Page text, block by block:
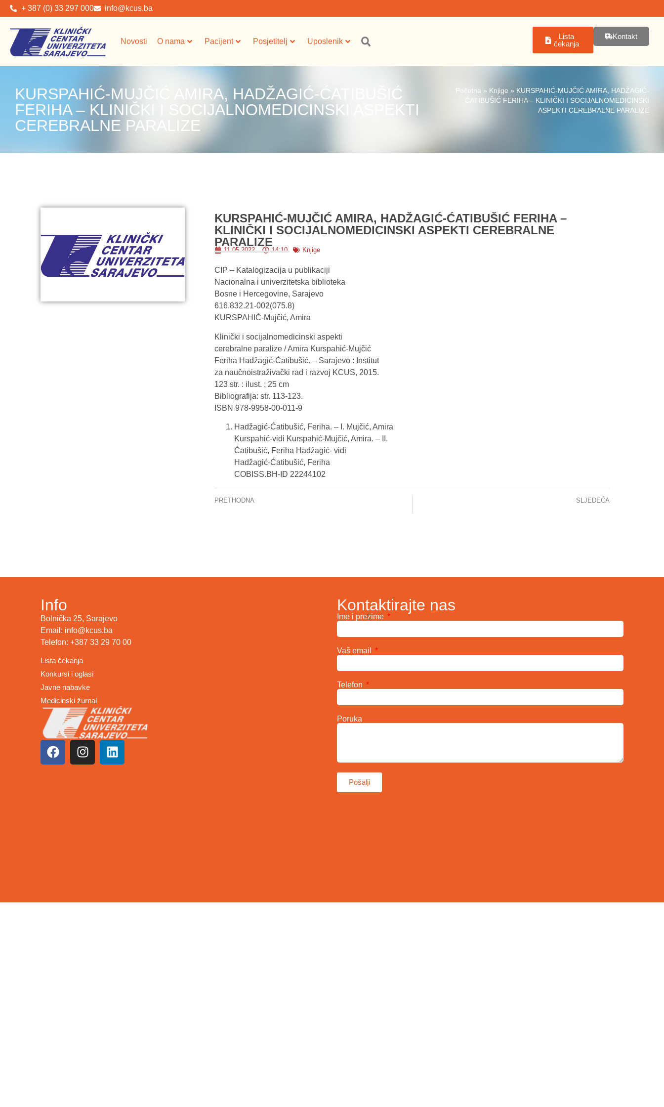
+ 387 (0) 33 297 000 info@kcus.ba
Novosti O nama Pacijent Posjetitelj Uposlenik
Lista
čekanja
Kontakt
KURSPAHIĆ-MUJČIĆ AMIRA, HADŽAGIĆ-ĆATIBUŠIĆ
FERIHA – KLINIČKI I SOCIJALNOMEDICINSKI ASPEKTI
CEREBRALNE PARALIZE
Početna » Knjige » KURSPAHIĆ-MUJČIĆ AMIRA, HADŽAGIĆ-
ĆATIBUŠIĆ FERIHA – KLINIČKI I SOCIJALNOMEDICINSKI
ASPEKTI CEREBRALNE PARALIZE
KURSPAHIĆ-MUJČIĆ AMIRA, HADŽAGIĆ-ĆATIBUŠIĆ FERIHA –
KLINIČKI I SOCIJALNOMEDICINSKI ASPEKTI CEREBRALNE
PARALIZE
11.05.2022. 14:10 Knjige
CIP – Katalogizacija u publikaciji
Nacionalna i univerzitetska biblioteka
Bosne i Hercegovine, Sarajevo
616.832.21-002(075.8)
KURSPAHIĆ-Mujčić, Amira
Klinički i socijalnomedicinski aspekti
cerebralne paralize / Amira Kurspahić-Mujčić
Feriha Hadžagić-Ćatibušić. – Sarajevo : Institut
za naučnoistraživački rad i razvoj KCUS, 2015.
123 str. : ilust. ; 25 cm
Bibliografija: str. 113-123.
ISBN 978-9958-00-011-9
Hadžagić-Ćatibušić, Feriha. – I. Mujčić, Amira
Kurspahić-vidi Kurspahić-Mujčić, Amira. – II.
Ćatibušić, Feriha Hadžagić- vidi
Hadžagić-Ćatibušić, Feriha
COBISS.BH-ID 22244102
PRETHODNA SLJEDEĆA
Info
Bolnička 25, Sarajevo
Email: info@kcus.ba
Telefon: +387 33 29 70 00
Lista čekanja
Konkursi i oglasi
Javne nabavke
Medicinski žurnal
Kontaktirajte nas
Ime i prezime
Vaš email
Telefon
Poruka
Pošalji